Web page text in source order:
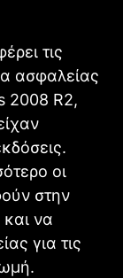
τις
ασφαλείας
2008 R2,
οι
στην
να
για τις